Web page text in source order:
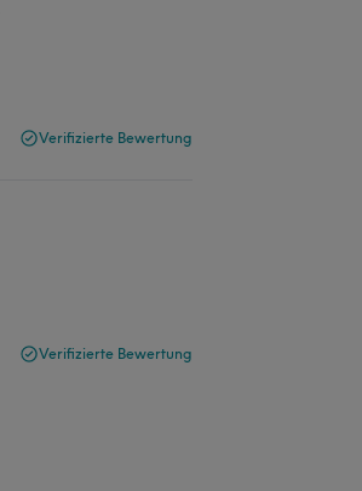
Verifizierte Bewertung
Verifizierte Bewertung